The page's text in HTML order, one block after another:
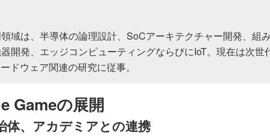
域は、半導体の論理設計、SoCアーキテクチャー開発、組
開発、エッジコンピューティングならびにIoT。現在は次世
ドウェア関連の研究に従事。
Gameの展開
体、アカデミアとの連携